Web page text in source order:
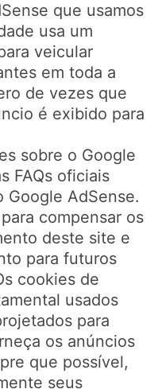
que usamos
usa um
veicular
em toda a
de vezes que
é exibido para
sobre o Google
FAQs oficiais
Google AdSense.
compensar os
deste site e
para futuros
cookies de
usados
para
os anúncios
que possível,
seus